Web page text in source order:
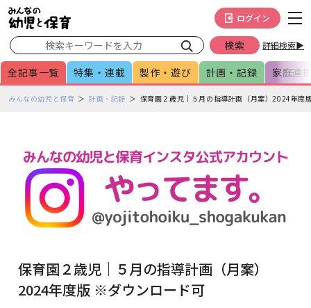
詳細検索▶
ログイン
全記事一覧 特集・連載 製作・遊び 計画・記録 家庭連
ペみんなの幼児と保育 計画・記録 保育園２歳児｜５月の指導計画（月案）2024年度
保育園２歳児｜５月の指導計画（月案）
2024年度版 ※ダウンロード可